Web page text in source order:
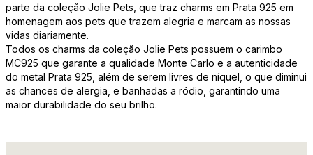
parte da coleção Jolie Pets, que traz charms em Prata 925 em
homenagem aos pets que trazem alegria e marcam as nossas
vidas diariamente.
Todos os charms da coleção Jolie Pets possuem o carimbo
MC925 que garante a qualidade Monte Carlo e a autenticidade
do metal Prata 925, além de serem livres de níquel, o que diminui
as chances de alergia, e banhadas a ródio, garantindo uma
maior durabilidade do seu brilho.